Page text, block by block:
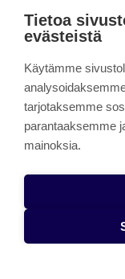
päättynyt 11.9.2023.
About the site
Käyttöehdot
Alasottoilmoitus
Tietoa
evästeistä
Käytämme
tarjotaksemme
parantaaksemme
mainoksia.